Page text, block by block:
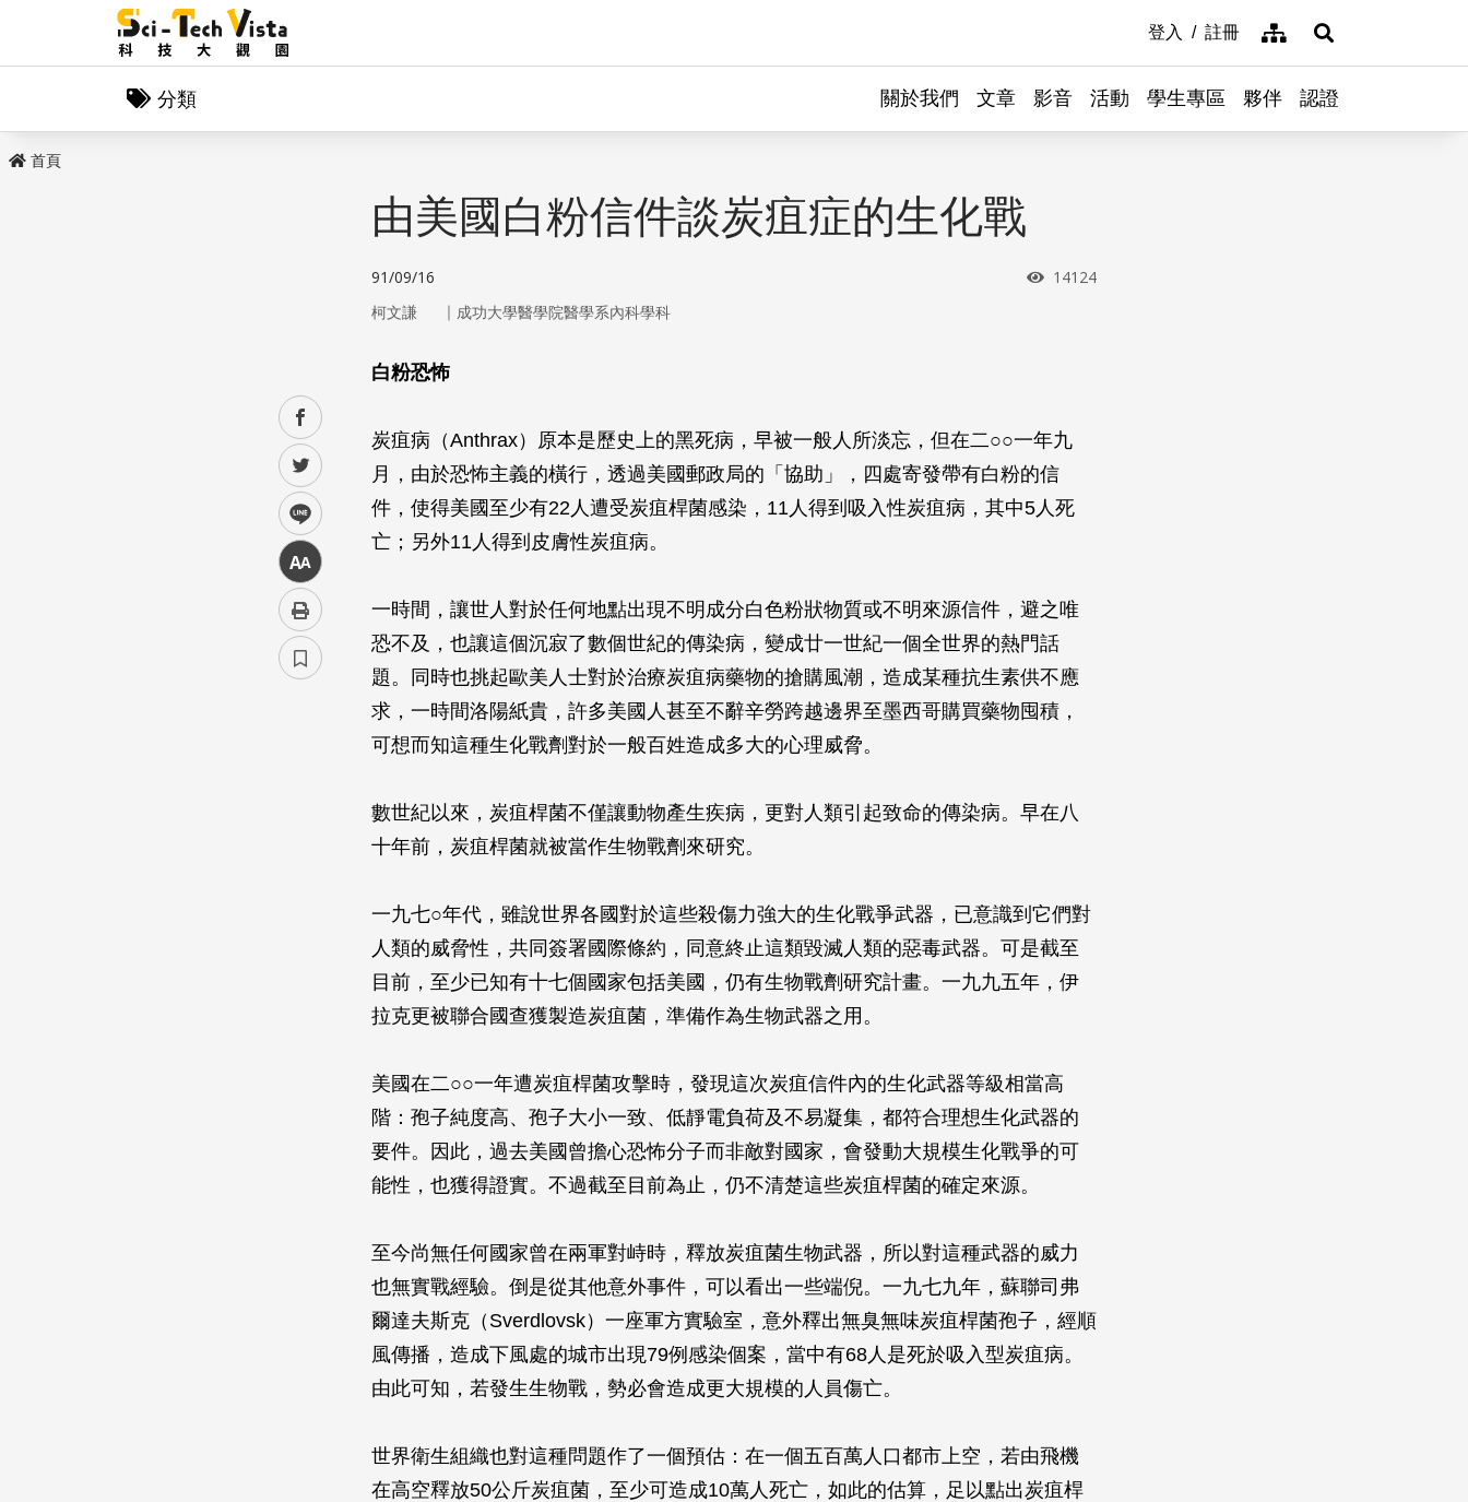
登入 註冊 網站導覽展開搜尋
分類 關於我們 文章 影音 活動 學生專區 夥伴 認證
首頁
facebook
twitter
line
中
由美國白粉信件談炭疽症的生化戰
91/09/16 瀏覽次數
14124
柯文謙 ｜ 成功大學醫學院醫學系內科學科
白粉恐怖
炭疽病（Anthrax）原本是歷史上的黑死病，早被一般人所淡忘，但在二○○一年九
月，由於恐怖主義的橫行，透過美國郵政局的「協助」，四處寄發帶有白粉的信
件，使得美國至少有22人遭受炭疽桿菌感染，11人得到吸入性炭疽病，其中5人死
亡；另外11人得到皮膚性炭疽病。
一時間，讓世人對於任何地點出現不明成分白色粉狀物質或不明來源信件，避之唯
恐不及，也讓這個沉寂了數個世紀的傳染病，變成廿一世紀一個全世界的熱門話
題。同時也挑起歐美人士對於治療炭疽病藥物的搶購風潮，造成某種抗生素供不應
求，一時間洛陽紙貴，許多美國人甚至不辭辛勞跨越邊界至墨西哥購買藥物囤積，
可想而知這種生化戰劑對於一般百姓造成多大的心理威脅。
數世紀以來，炭疽桿菌不僅讓動物產生疾病，更對人類引起致命的傳染病。早在八
十年前，炭疽桿菌就被當作生物戰劑來研究。
一九七○年代，雖說世界各國對於這些殺傷力強大的生化戰爭武器，已意識到它們對
人類的威脅性，共同簽署國際條約，同意終止這類毀滅人類的惡毒武器。可是截至
目前，至少已知有十七個國家包括美國，仍有生物戰劑研究計畫。一九九五年，伊
拉克更被聯合國查獲製造炭疽菌，準備作為生物武器之用。
美國在二○○一年遭炭疽桿菌攻擊時，發現這次炭疽信件內的生化武器等級相當高
階：孢子純度高、孢子大小一致、低靜電負荷及不易凝集，都符合理想生化武器的
要件。因此，過去美國曾擔心恐怖分子而非敵對國家，會發動大規模生化戰爭的可
能性，也獲得證實。不過截至目前為止，仍不清楚這些炭疽桿菌的確定來源。
至今尚無任何國家曾在兩軍對峙時，釋放炭疽菌生物武器，所以對這種武器的威力
也無實戰經驗。倒是從其他意外事件，可以看出一些端倪。一九七九年，蘇聯司弗
爾達夫斯克（Sverdlovsk）一座軍方實驗室，意外釋出無臭無味炭疽桿菌孢子，經順
風傳播，造成下風處的城市出現79例感染個案，當中有68人是死於吸入型炭疽病。
由此可知，若發生生物戰，勢必會造成更大規模的人員傷亡。
世界衛生組織也對這種問題作了一個預估：在一個五百萬人口都市上空，若由飛機
在高空釋放50公斤炭疽菌，至少可造成10萬人死亡，如此的估算，足以點出炭疽桿